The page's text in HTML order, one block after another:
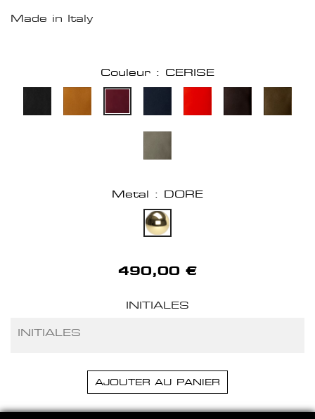
Made in Italy
Couleur : CERISE
Metal : DORE
490,00 €
INITIALES
AJOUTER AU PANIER